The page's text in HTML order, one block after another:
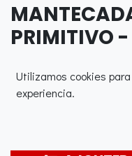
PRIMITIVO -
0,00€
Utilizamos cookies
experiencia.